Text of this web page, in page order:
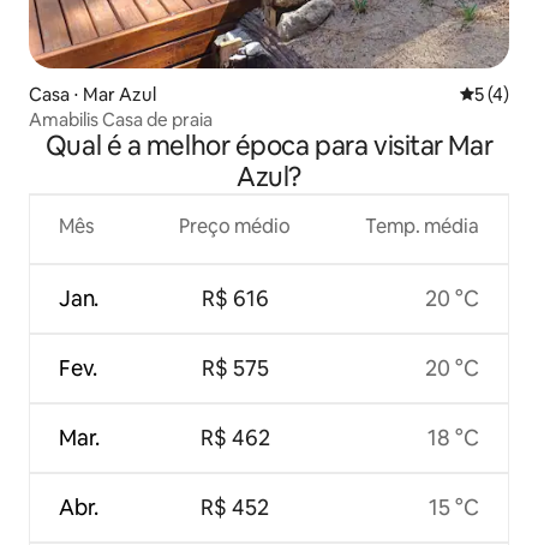
Casa ⋅ Mar Azul 5 de
5 (4)
Amabilis Casa de praia
Qual é a melhor época para visitar Mar
Azul?
Mês
Jan.
Fev.
Mar.
Abr.
Preço médio
R$ 616
R$ 575
R$ 462
R$ 452
Temp. média
20 °C
20 °C
18 °C
15 °C